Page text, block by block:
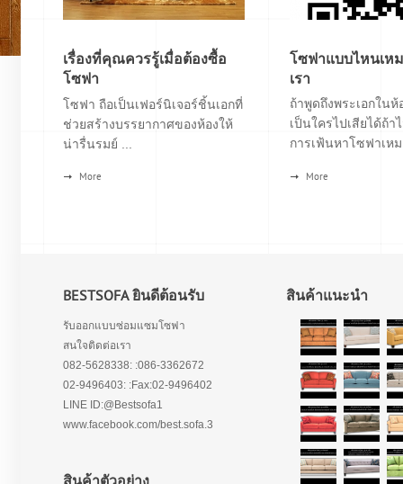
เรื่องที่คุณควรรู้เมื่อต้องซื้อ
โซฟา
โซฟา ถือเป็นเฟอร์นิเจอร์ชิ้นเอกที่
ช่วยสร้างบรรยากาศของห้องให้
น่ารื่นรมย์ ...
More
โซฟาแบบไหนเห
เรา
ถ้าพูดถึงพระเอกในห้
เป็นใครไปเสียได้ถ้า
การเฟ้นหาโซฟาเหม
More
BESTSOFA ยินดีต้อนรับ
รับออกแบบซ่อมแซมโซฟา
สนใจติดต่อเรา
082-5628338: :086-3362672
02-9496403: :Fax:02-9496402
LINE ID:@Bestsofa1
www.facebook.com/best.sofa.3
สินค้าแนะนำ